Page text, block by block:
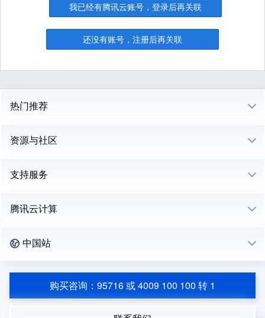
我已经有腾讯云账号，登录后再关联
还没有账号，注册后再关联
热门推荐
资源与社区
支持服务
腾讯云计算
中国站
购买咨询：95716 或 4009 100 100 转 1